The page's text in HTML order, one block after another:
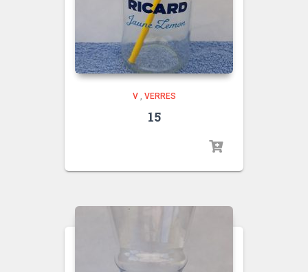
V, VERRES
15